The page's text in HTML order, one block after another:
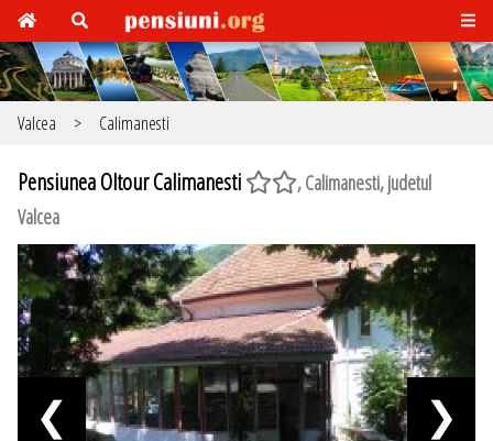
Valcea > Calimanesti
Pensiunea Oltour Calimanesti
, Calimanesti, judetul
Valcea
❮ ❯